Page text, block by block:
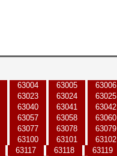
63004 63005 63006
63023 63024 63025
63040 63041 63042
63057 63058 63060
63077 63078 63079
63100 63101 63102
63117 63118 63119